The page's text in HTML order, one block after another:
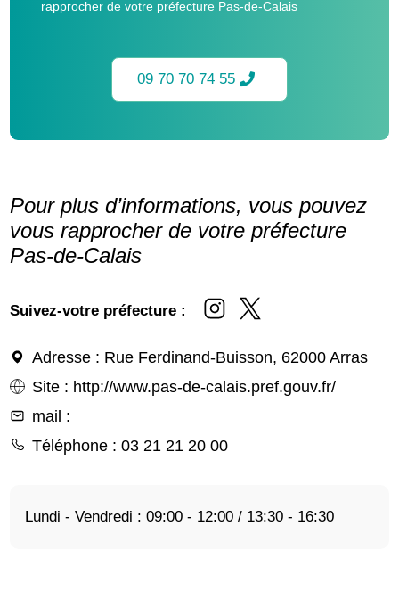
rapprocher de votre préfecture Pas-de-Calais
09 70 70 74 55
Pour plus d’informations, vous pouvez
vous rapprocher de votre préfecture
Pas-de-Calais
Suivez-votre préfecture :
Adresse : Rue Ferdinand-Buisson, 62000 Arras
Site : http://www.pas-de-calais.pref.gouv.fr/
mail :
Téléphone : 03 21 21 20 00
Lundi - Vendredi : 09:00 - 12:00 / 13:30 - 16:30